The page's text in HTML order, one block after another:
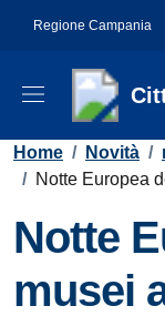
Regione Campania
Home / Novità /
/ Notte Europea
Notte
musei